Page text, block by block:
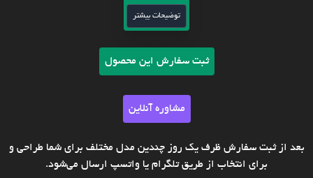
توضیحات بیشتر
ثبت سفارش این محصول
مشاوره آنلاین
بعد از ثبت سفارش ظرف یک روز چندین مدل مختلف برای شما طراحی و
برای انتخاب از طریق تلگرام یا واتسپ ارسال می‌شود.